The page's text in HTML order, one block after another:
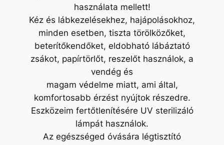
használata mellett!
Kéz és lábkezelésekhez, hajápolásokhoz,
minden esetben, tiszta törölközőket,
beterítőkendőket, eldobható lábáztató
zsákot, papírtörlőt, reszelőt használok, a
vendég és
magam védelme miatt, ami által,
komfortosabb érzést nyújtok részedre.
Eszközeim fertőtlenítésére UV sterilizáló
lámpát használok.
Az egészséged óvására légtisztító